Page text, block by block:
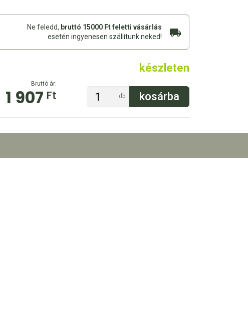
Ne feledd, bruttó 15000 Ft feletti vásárlás
esetén ingyenesen szállítunk neked!
Bruttó ár:
1 907 Ft
készleten
db